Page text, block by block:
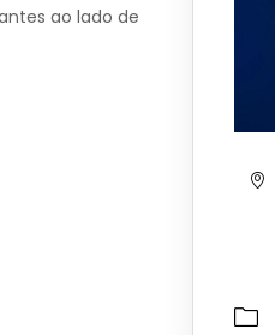
ao lado de